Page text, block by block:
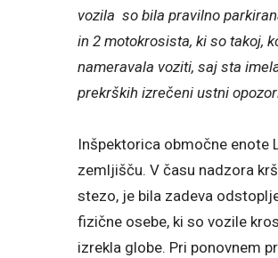
vozila so bila pravilno
in 2 motokrosista, ki so takoj,
nameravala voziti, saj sta
prekrških izrečeni ustni
Inšpektorica območne enote
zemljišču. V času nadzora
stezo, je bila zadeva
fizične osebe, ki so vozile
izrekla globe. Pri ponovnem